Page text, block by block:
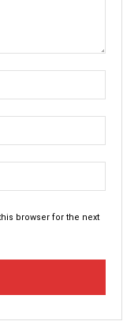
browser for the next